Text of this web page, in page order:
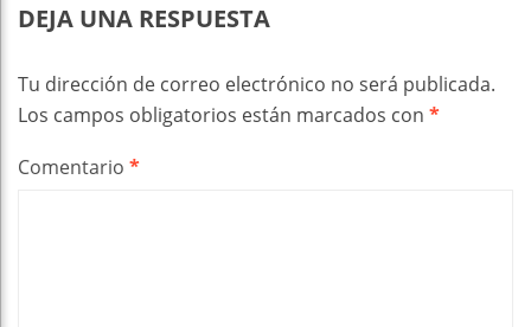
DEJA UNA RESPUESTA
Tu dirección de correo electrónico no será publicada.
Los campos obligatorios están marcados con *
Comentario *